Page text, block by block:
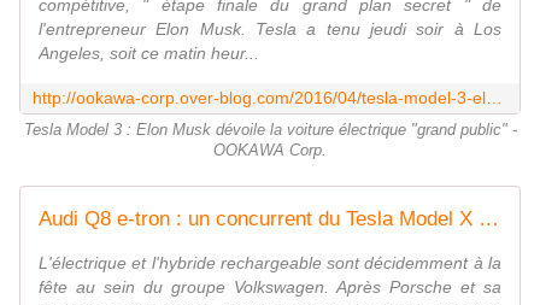
compétitive, " étape finale du grand plan secret " de
l'entrepreneur Elon Musk. Tesla a tenu jeudi soir à Los
Angeles, soit ce matin heur...
Tesla Model 3 : Elon Musk dévoile la voiture électrique "grand public" -
OOKAWA Corp.
Audi Q8 e-tron : un concurrent du Tesla Model X ... en 2017 - OOKAWA Corp.
L'électrique et l'hybride rechargeable sont décidemment à la
fête au sein du groupe Volkswagen. Après Porsche et sa